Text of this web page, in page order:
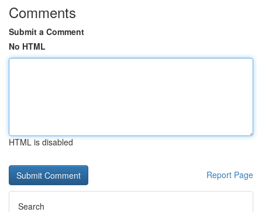
Comments
Submit a Comment
No HTML
HTML is disabled
Report Page
Search